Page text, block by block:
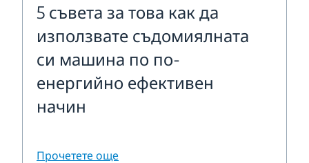
5 съвета за това как да
използвате съдомиялната
си машина по по-
енергийно ефективен
начин
Прочетете още